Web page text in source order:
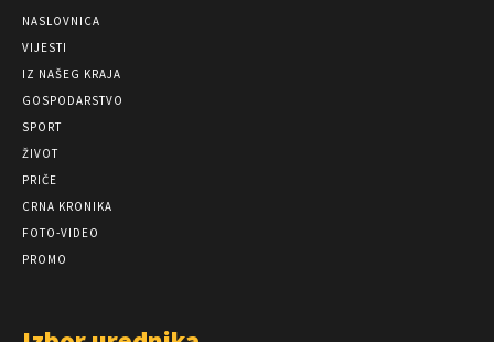
NASLOVNICA
VIJESTI
IZ NAŠEG KRAJA
GOSPODARSTVO
SPORT
ŽIVOT
PRIČE
CRNA KRONIKA
FOTO-VIDEO
PROMO